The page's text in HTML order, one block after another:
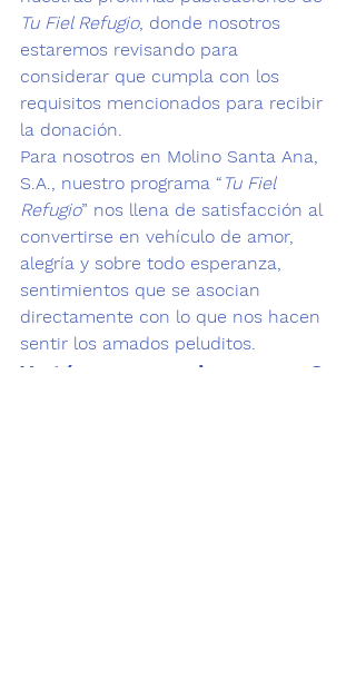
Tu Fiel Refugio, donde nosotros
estaremos revisando para
considerar que cumpla con los
requisitos mencionados para recibir
la donación.
Para nosotros en Molino Santa Ana,
S.A., nuestro programa “ Tu Fiel
Refugio” nos llena de satisfacción al
convertirse en vehículo de amor,
alegría y sobre todo esperanza,
sentimientos que se asocian
directamente con lo que nos hacen
sentir los amados peluditos.
Y ¿tú como puedes apoyar?